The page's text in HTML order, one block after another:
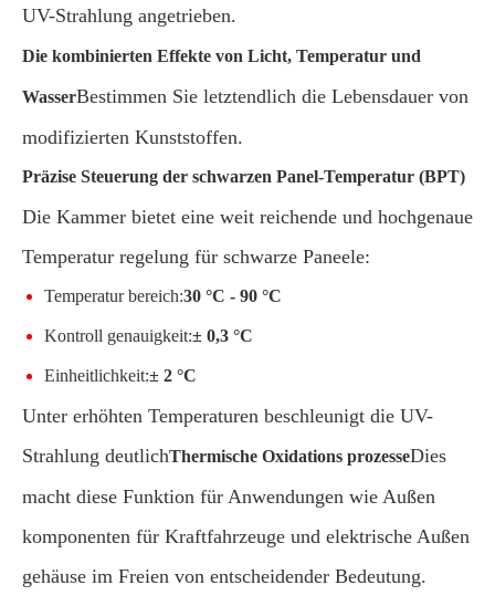
UV-Strahlung angetrieben.
Die kombinierten Effekte von Licht, Temperatur und
WasserBestimmen Sie letztendlich die Lebensdauer von
modifizierten Kunststoffen.
Präzise Steuerung der schwarzen Panel-Temperatur (BPT)
Die Kammer bietet eine weit reichende und hochgenaue
Temperatur regelung für schwarze Paneele:
Temperatur bereich:30 °C - 90 °C
Kontroll genauigkeit:± 0,3 °C
Einheitlichkeit:± 2 °C
Unter erhöhten Temperaturen beschleunigt die UV-
Strahlung deutlichThermische Oxidations prozesseDies
macht diese Funktion für Anwendungen wie Außen
komponenten für Kraftfahrzeuge und elektrische Außen
gehäuse im Freien von entscheidender Bedeutung.